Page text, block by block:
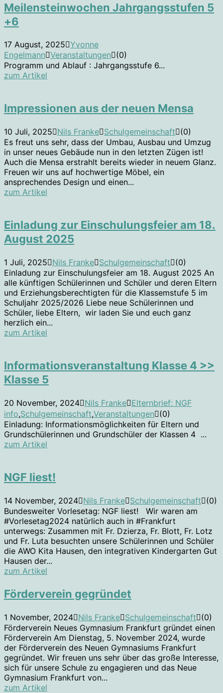
Meilensteinwochen Jahrgangsstufen 5
+6
17 August, 2025 Yvonne
Engelmann Veranstaltungen (0)
Programm und Ablauf : Jahrgangsstufe 6...
zum Artikel
Impressionen aus der neuen Mensa
10 Juli, 2025 Nils Franke Schulgemeinschaft (0)
Es freut uns sehr, dass der Umbau, Ausbau und Umzug
in unser neues Gebäude nun in den letzten Zügen ist!
Auch die Mensa erstrahlt bereits wieder in neuem Glanz.
Freuen wir uns auf hochwertige Möbel, ein
ansprechendes Design und einen...
zum Artikel
Einladung zur Einschulungsfeier am 18.
August 2025
1 Juli, 2025 Nils Franke Schulgemeinschaft (0)
Einladung zur Einschulungsfeier am 18. August 2025 An
alle künftigen Schülerinnen und Schüler und deren Eltern
und Erziehungsberechtigten für die Klassemstufe 5 im
Schuljahr 2025/2026 Liebe neue Schülerinnen und
Schüler, liebe Eltern, wir laden Sie und euch ganz
herzlich ein...
zum Artikel
Informationsveranstaltung Klasse 4 >>
Klasse 5
20 November, 2024 Nils Franke Elternbrief: NGF
info,Schulgemeinschaft,Veranstaltungen (0)
Einladung: Informationsmöglichkeiten für Eltern und
Grundschülerinnen und Grundschüler der Klassen 4 ...
zum Artikel
NGF liest!
14 November, 2024 Nils Franke Schulgemeinschaft (0)
Bundesweiter Vorlesetag: NGF liest! Wir waren am
#Vorlesetag2024 natürlich auch in #Frankfurt
unterwegs: Zusammen mit Fr. Dzierza, Fr. Blott, Fr. Lotz
und Fr. Luta besuchten unsere Schülerinnen und Schüler
die AWO Kita Hausen, den integrativen Kindergarten Gut
Hausen der...
zum Artikel
Förderverein gegründet
1 November, 2024 Nils Franke Schulgemeinschaft (0)
Förderverein Neues Gymnasium Frankfurt gründet einen
Förderverein Am Dienstag, 5. November 2024, wurde
der Förderverein des Neuen Gymnasiums Frankfurt
gegründet. Wir freuen uns sehr über das große Interesse,
sich für unsere Schule zu engagieren und das Neue
Gymnasium Frankfurt von...
zum Artikel